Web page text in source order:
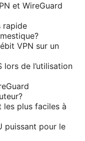
et WireGuard
rapide
VPN sur un
de l’utilisation
les plus faciles à
puissant pour le